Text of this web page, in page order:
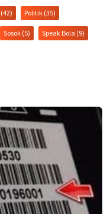
(42) Politik (35)
Sosok (5) Speak Bola (9)